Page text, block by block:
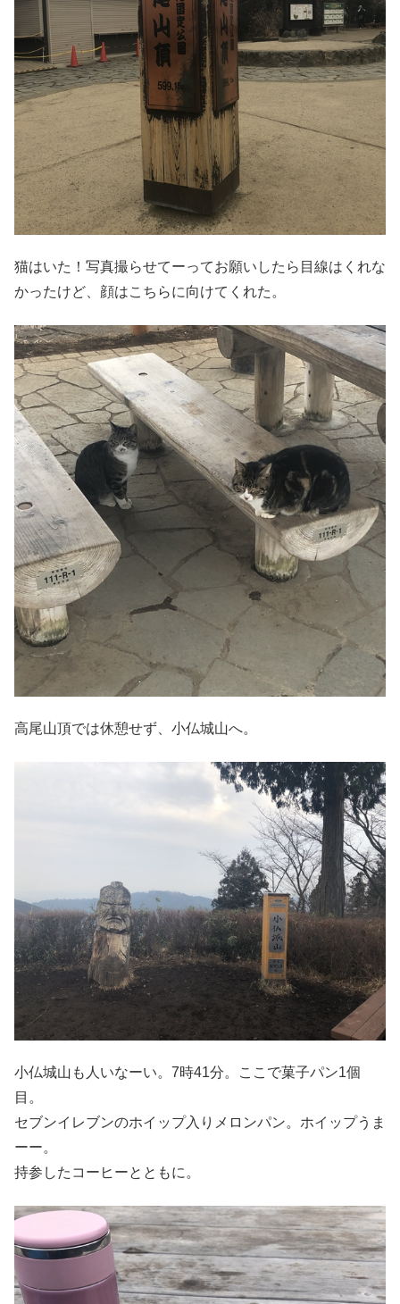
猫はいた！写真撮らせてーってお願いしたら目線はくれな
かったけど、顔はこちらに向けてくれた。
高尾山頂では休憩せず、小仏城山へ。
小仏城山も人いなーい。7時41分。ここで菓子パン1個
目。
セブンイレブンのホイップ入りメロンパン。ホイップうま
ーー。
持参したコーヒーとともに。